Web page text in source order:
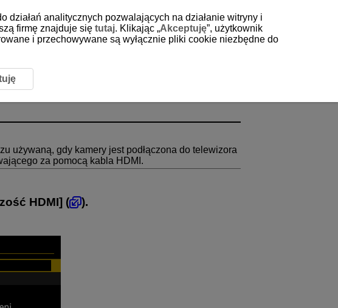
używaną, gdy kamery jest podłączona do telewizora
za pomocą kabla HDMI.
HDMI] (
).
analitycznych pozwalających na działanie witryny i
firmę znajduje się tutaj. Klikając „Akceptuję”, użytkownik
i przechowywane są wyłącznie pliki cookie niezbędne do